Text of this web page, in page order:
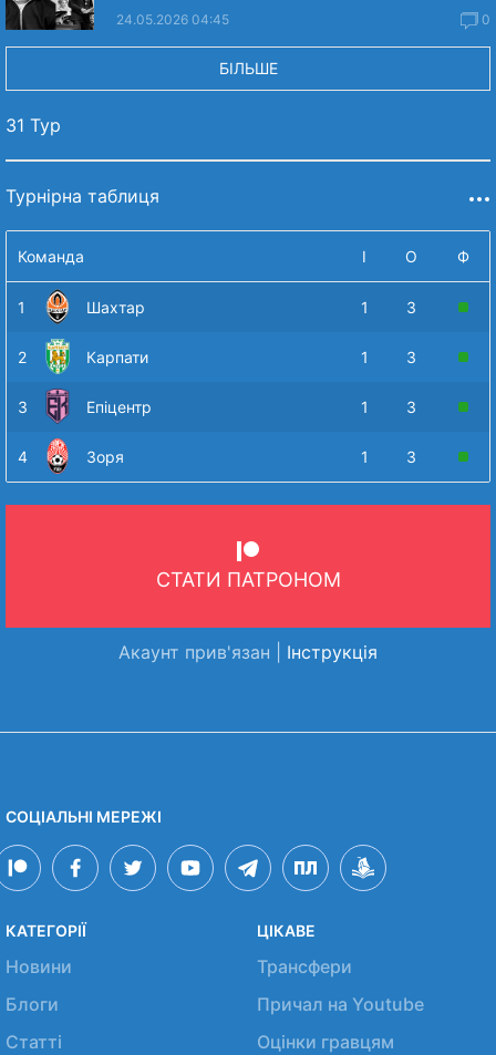
24.05.2026 04:45 0
БІЛЬШЕ
31 Тур
Турнірна таблиця
Команда І О Ф
1 Шахтар 1 3
2 Карпати 1 3
3 Епіцентр 1 3
4 Зоря 1 3
СТАТИ ПАТРОНОМ
Акаунт прив'язан | Інструкція
СОЦІАЛЬНІ МЕРЕЖІ
КАТЕГОРІЇ
Новини
Блоги
Статті
ЦІКАВЕ
Трансфери
Причал на Youtube
Оцінки гравцям